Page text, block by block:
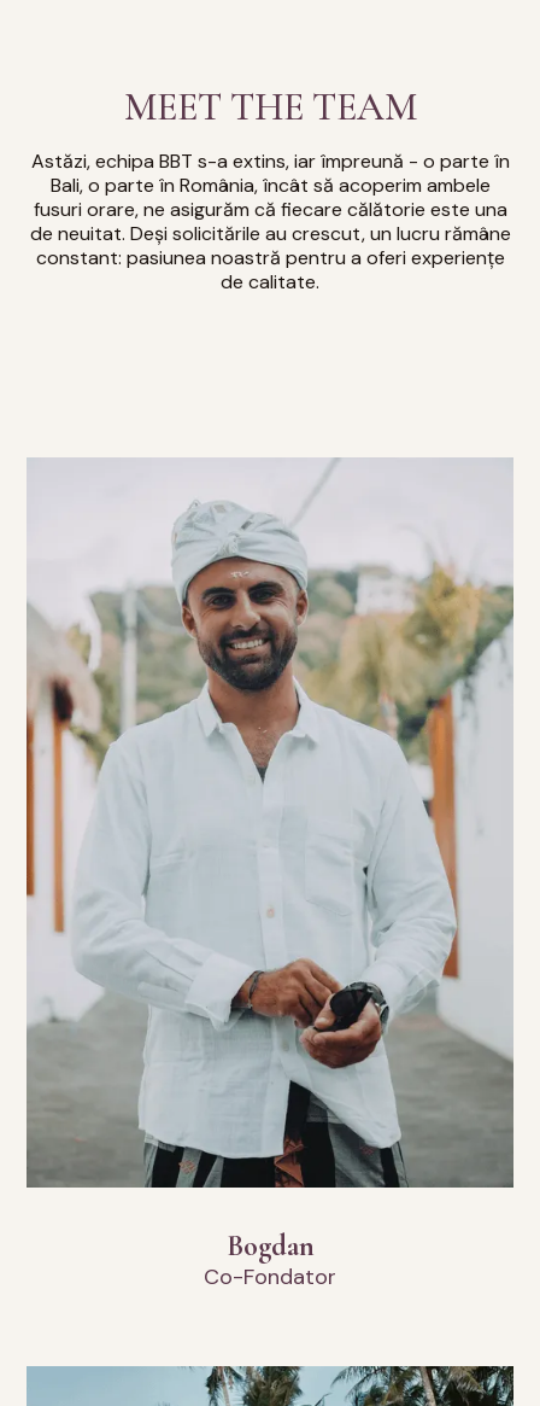
MEET THE TEAM
Astăzi, echipa BBT s-a extins, iar împreună - o parte în
Bali, o parte în România, încât să acoperim ambele
fusuri orare, ne asigurăm că fiecare călătorie este una
de neuitat. Deși solicitările au crescut, un lucru rămâne
constant: pasiunea noastră pentru a oferi experiențe
de calitate.
Bogdan
Co-Fondator